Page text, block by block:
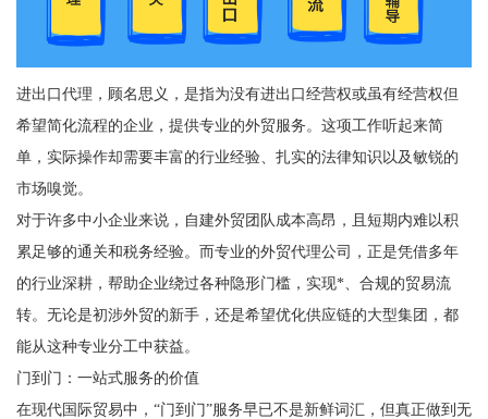
进出口代理，顾名思义，是指为没有进出口经营权或虽有经营权但
希望简化流程的企业，提供专业的外贸服务。这项工作听起来简
单，实际操作却需要丰富的行业经验、扎实的法律知识以及敏锐的
市场嗅觉。
对于许多中小企业来说，自建外贸团队成本高昂，且短期内难以积
累足够的通关和税务经验。而专业的外贸代理公司，正是凭借多年
的行业深耕，帮助企业绕过各种隐形门槛，实现*、合规的贸易流
转。无论是初涉外贸的新手，还是希望优化供应链的大型集团，都
能从这种专业分工中获益。
门到门：一站式服务的价值
在现代国际贸易中，“门到门”服务早已不是新鲜词汇，但真正做到无